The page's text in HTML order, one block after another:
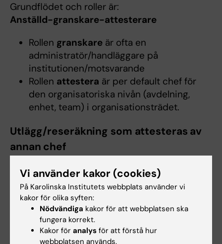
Grundflödet och roller är:
Anställd-granskare-attesterare
Rollen granskareär ofta en
administratör/handläggare på
institutionen/motsvarande
Rollen attestera är per default chef för
den organisatoriska nivån (avdelning,
enhet, team) i organisationsträdet.
Utlägg/reseräkning som attesteras av
annan chef
en lönespecialist vid HR-avdelningen vid
frågor.
Alternativ 1
• Den anställde (tex anställd på C1) läggs upp
som ”minirappare” i Primula klienten på den
Vi använder kakor (cookies)
På Karolinska Institutets webbplats använder vi
kakor för olika syften:
Nödvändiga kakor för att webbplatsen ska
fungera korrekt.
Kakor för analys för att förstå hur
webbplatsen används.